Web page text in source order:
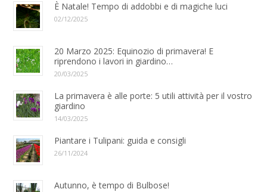
È Natale! Tempo di addobbi e di magiche luci
02/12/2025
20 Marzo 2025: Equinozio di primavera! E
riprendono i lavori in giardino…
20/03/2025
La primavera è alle porte: 5 utili attività per il vostro
giardino
14/03/2025
Piantare i Tulipani: guida e consigli
26/11/2024
Autunno, è tempo di Bulbose!